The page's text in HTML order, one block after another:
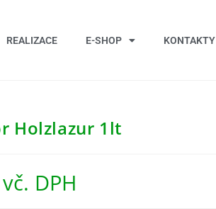
REALIZACE E-SHOP KONTAKTY
Holzlazur 1lt
vč. DPH